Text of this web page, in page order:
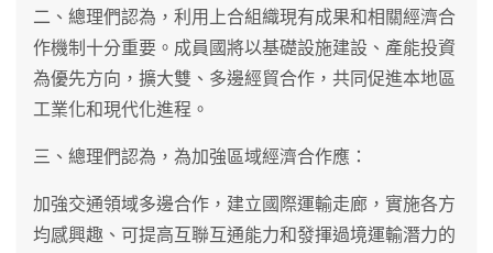
二、總理們認為，利用上合組織現有成果和相關經濟合
作機制十分重要。成員國將以基礎設施建設、產能投資
為優先方向，擴大雙、多邊經貿合作，共同促進本地區
工業化和現代化進程。
三、總理們認為，為加強區域經濟合作應：
加強交通領域多邊合作，建立國際運輸走廊，實施各方
均感興趣、可提高互聯互通能力和發揮過境運輸潛力的